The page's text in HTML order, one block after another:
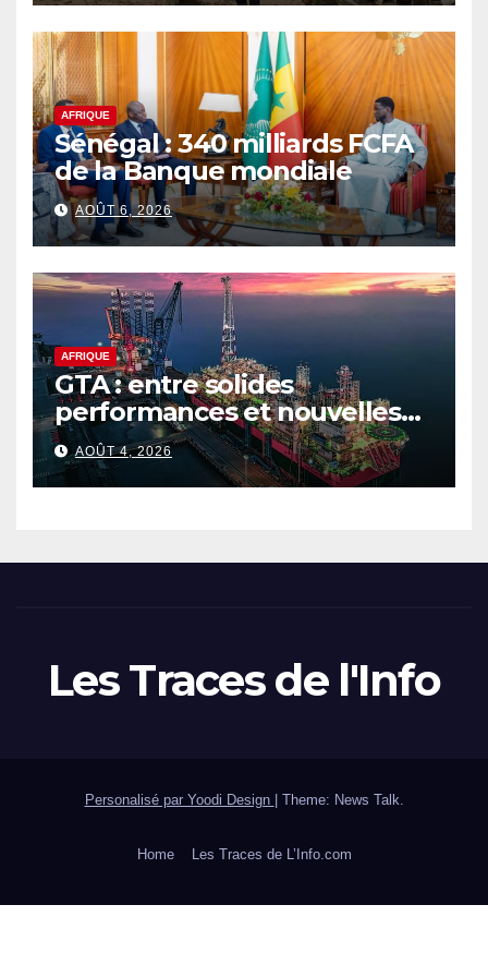
AFRIQUE
Sénégal : 340 milliards FCFA
de la Banque mondiale
AOÛT 6, 2026
AFRIQUE
GTA : entre solides
performances et nouvelles
ambitions pour le gaz
sénégalo-mauritanien
AOÛT 4, 2026
Les Traces de l'Info
Personalisé par Yoodi Design Theme: News Talk.
Home Les Traces de L’Info.com